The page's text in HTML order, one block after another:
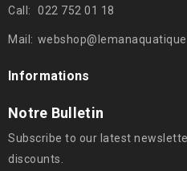
Call: 022 752 01 18
Mail:
Informations
Notre Bulletin
Subscribe to our latest
discounts.